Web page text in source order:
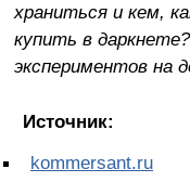
храниться и кем,
купить в
экспериментов на
Источник:
kommersant.ru